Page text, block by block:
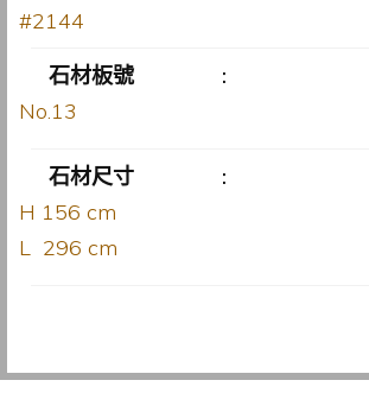
#2144
石材板號
:
No.13
石材尺寸
:
H 156 cm
L 296 cm